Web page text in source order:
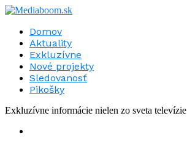
Domov
Aktuality
Exkluzívne
Nové projekty
Sledovanosť
Pikošky
Exkluzívne informácie nielen zo sveta televízie